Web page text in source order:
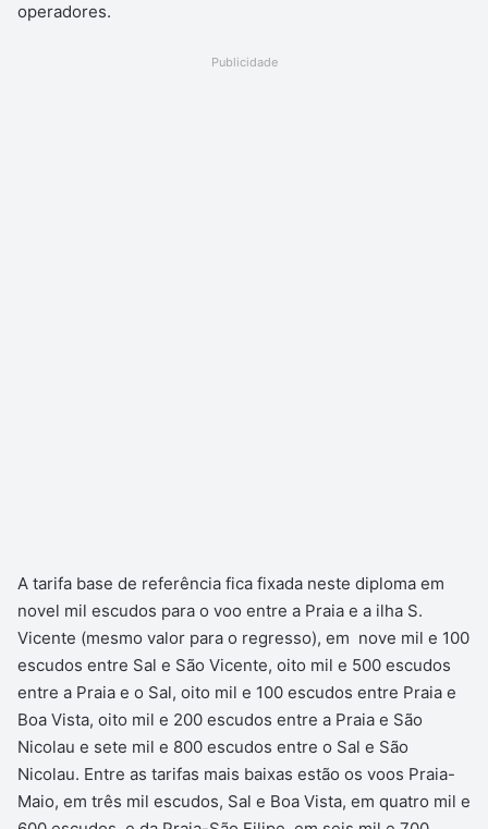
operadores.
Publicidade
A tarifa base de referência fica fixada neste diploma em
novel mil escudos para o voo entre a Praia e a ilha S.
Vicente (mesmo valor para o regresso), em nove mil e 100
escudos entre Sal e São Vicente, oito mil e 500 escudos
entre a Praia e o Sal, oito mil e 100 escudos entre Praia e
Boa Vista, oito mil e 200 escudos entre a Praia e São
Nicolau e sete mil e 800 escudos entre o Sal e São
Nicolau. Entre as tarifas mais baixas estão os voos Praia-
Maio, em três mil escudos, Sal e Boa Vista, em quatro mil e